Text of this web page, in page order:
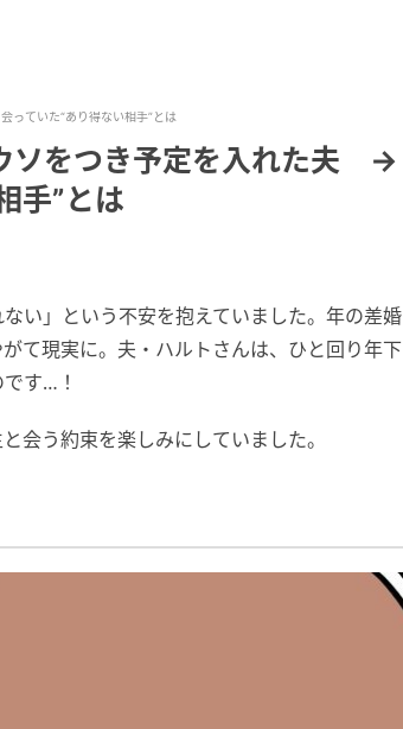
ていた“あり得ない相手”とは
ソをつき予定を入れた夫 →
手”とは
い」という不安を抱えていました。年の差婚
て現実に。夫・ハルトさんは、ひと回り年下
す…！
会う約束を楽しみにしていました。